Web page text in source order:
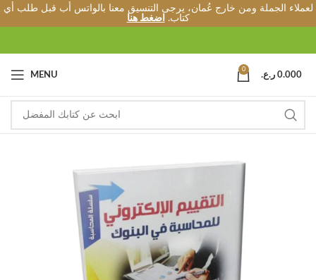
لعملاء الجملة ومن خارج عُمان، يرجى التنسيق معنا بالواتس أب قبل طلب أي
كتاب.
اضغط هنا
MENU
0
0.000 ر.ع.